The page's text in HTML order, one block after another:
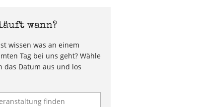
wann?
wissen was an einem
Tag bei uns geht? Wähle
das Datum aus und los